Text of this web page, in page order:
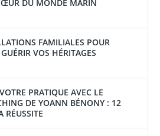
DU MONDE MARIN
FAMILIALES POUR
VOS HÉRITAGES
PRATIQUE AVEC LE
DE YOANN BÉNONY : 12
RÉUSSITE